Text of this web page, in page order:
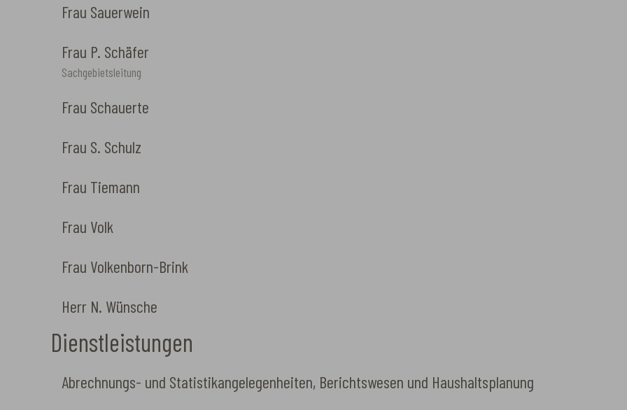
Frau Sauerwein
Frau P. Schäfer
Sachgebietsleitung
Frau Schauerte
Frau S. Schulz
Frau Tiemann
Frau Volk
Frau Volkenborn-Brink
Herr N. Wünsche
Dienstleistungen
Abrechnungs- und Statistikangelegenheiten, Berichtswesen und Haushaltsplanung